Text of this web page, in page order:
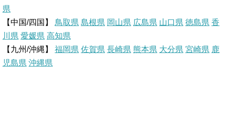
s
t
k
県
【中国/四国】 鳥取県 島根県 岡山県 広島県 山口県 徳島県 香
川県 愛媛県 高知県
【九州/沖縄】 福岡県 佐賀県 長崎県 熊本県 大分県 宮崎県 鹿
児島県 沖縄県